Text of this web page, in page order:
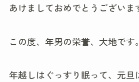
あけましておめでとうございま
この度、年男の栄誉、大地です。
年越しはぐっすり眠って、元旦